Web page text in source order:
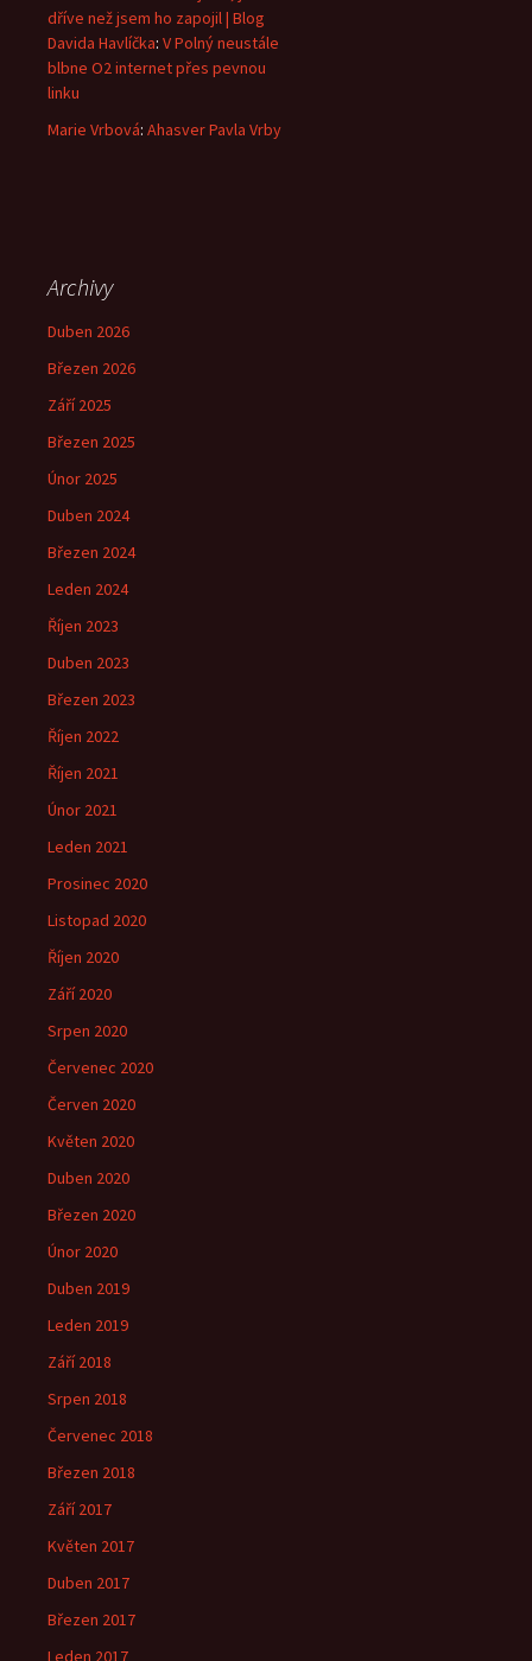
dříve než jsem ho zapojil | Blog
Davida Havlíčka: V Polný neustále
blbne O2 internet přes pevnou
linku
Marie Vrbová: Ahasver Pavla Vrby
Archivy
Duben 2026
Březen 2026
Září 2025
Březen 2025
Únor 2025
Duben 2024
Březen 2024
Leden 2024
Říjen 2023
Duben 2023
Březen 2023
Říjen 2022
Říjen 2021
Únor 2021
Leden 2021
Prosinec 2020
Listopad 2020
Říjen 2020
Září 2020
Srpen 2020
Červenec 2020
Červen 2020
Květen 2020
Duben 2020
Březen 2020
Únor 2020
Duben 2019
Leden 2019
Září 2018
Srpen 2018
Červenec 2018
Březen 2018
Září 2017
Květen 2017
Duben 2017
Březen 2017
Leden 2017